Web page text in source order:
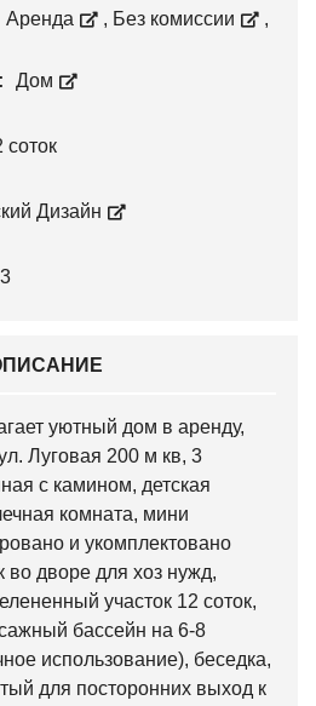
Аренда , Без комиссии
,
Дом
соток
Дизайн
3
уютный дом в аренду,
Луговая 200 м кв, 3
с камином, детская
комната, мини
и укомплектовано
во дворе для хоз нужд,
участок 12 соток,
бассейн на 6-8
использование), беседка,
для посторонних выход к